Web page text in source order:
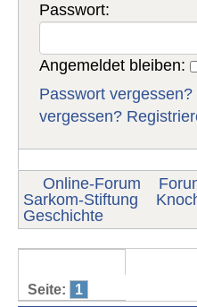
Passwort:
Angemeldet bleiben:
Passwort vergessen?
vergessen?
Online-Forum
Sarkom-Stiftung
Geschichte
Seite:
1